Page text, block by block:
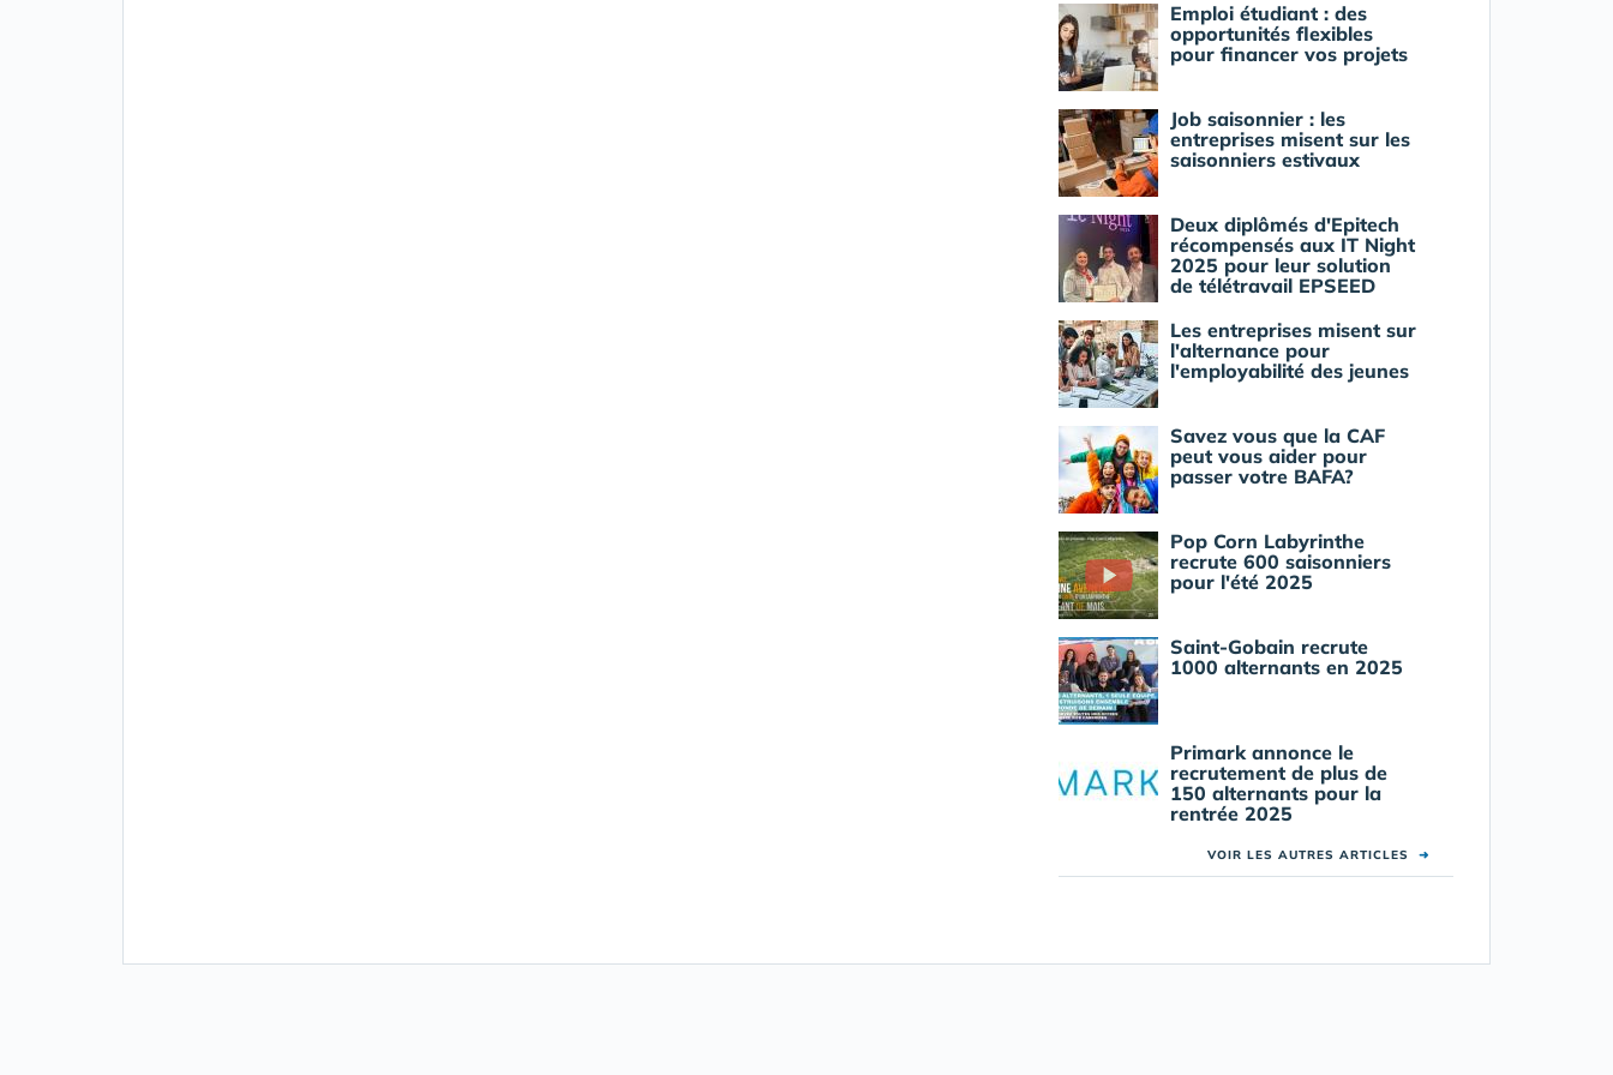
Emploi étudiant : des
opportunités flexibles
pour financer vos projets
Job saisonnier : les
entreprises misent sur les
saisonniers estivaux
Deux diplômés d'Epitech
récompensés aux IT Night
2025 pour leur solution
de télétravail EPSEED
Les entreprises misent sur
l'alternance pour
l'employabilité des jeunes
Savez vous que la CAF
peut vous aider pour
passer votre BAFA?
Pop Corn Labyrinthe
recrute 600 saisonniers
pour l'été 2025
Saint-Gobain recrute
1000 alternants en 2025
Primark annonce le
recrutement de plus de
150 alternants pour la
rentrée 2025
VOIR LES AUTRES ARTICLES ➜